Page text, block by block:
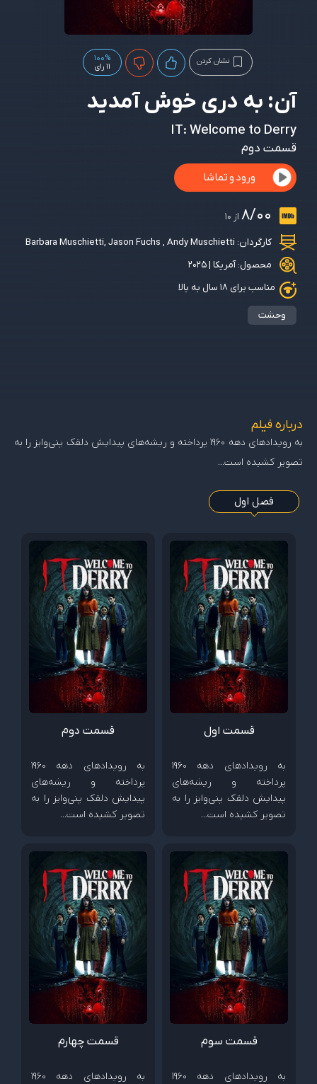
نشان کردن
100%
11 رای
آن: به دری خوش آمدید
IT: Welcome to Derry
قسمت دوم
ورود و تماشا
8/00از 10
کارگردان: Barbara Muschietti,Jason Fuchs,Andy Muschietti
محصول: آمریکا | 2025
مناسب برای ۱۸ سال به بالا
وحشت
درباره فیلم
به رویدادهای دهه 1960 پرداخته و ریشه‌های پیدایش دلقک پنی‌وایز را به
تصویر کشیده است…
فصل اول
قسمت اول
به رویدادهای دهه 1960
پرداخته و ریشه‌های
پیدایش دلقک پنی‌وایز را به
تصویر کشیده است…
قسمت دوم
به رویدادهای دهه 1960
پرداخته و ریشه‌های
پیدایش دلقک پنی‌وایز را به
تصویر کشیده است…
قسمت سوم
به رویدادهای دهه 1960
قسمت چهارم
به رویدادهای دهه 1960